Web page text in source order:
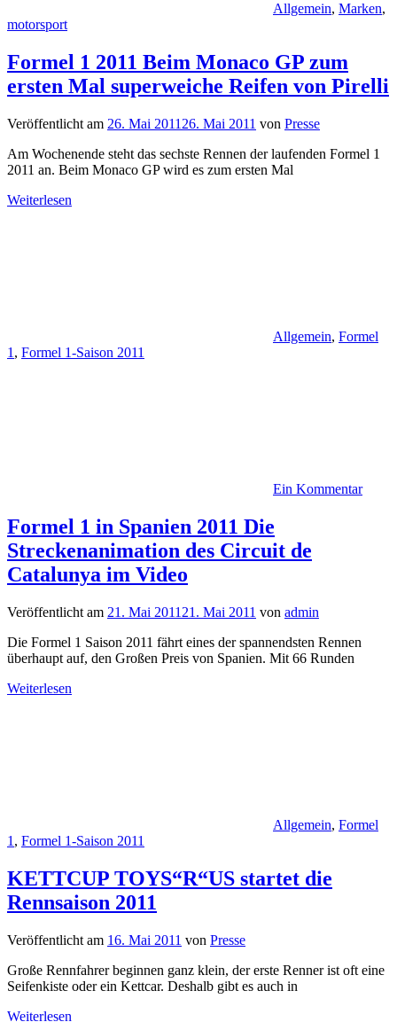
Allgemein, Marken,
motorsport
Formel 1 2011 Beim Monaco GP zum
ersten Mal superweiche Reifen von Pirelli
Veröffentlicht am 26. Mai 2011 26. Mai 2011 von Presse
Am Wochenende steht das sechste Rennen der laufenden Formel 1
2011 an. Beim Monaco GP wird es zum ersten Mal
Weiterlesen
Allgemein, Formel
1 , Formel 1-Saison 2011
Ein Kommentar
Formel 1 in Spanien 2011 Die
Streckenanimation des Circuit de
Catalunya im Video
Veröffentlicht am 21. Mai 2011 21. Mai 2011 von admin
Die Formel 1 Saison 2011 fährt eines der spannendsten Rennen
überhaupt auf, den Großen Preis von Spanien. Mit 66 Runden
Weiterlesen
Allgemein, Formel
1 , Formel 1-Saison 2011
KETTCUP TOYS“R“US startet die
Rennsaison 2011
Veröffentlicht am 16. Mai 2011 von Presse
Große Rennfahrer beginnen ganz klein, der erste Renner ist oft eine
Seifenkiste oder ein Kettcar. Deshalb gibt es auch in
Weiterlesen